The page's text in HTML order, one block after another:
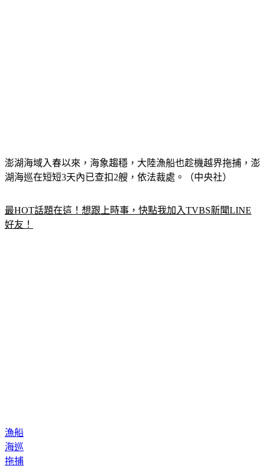
澎湖海域入春以來，海象趨穩，大陸漁船也趁機越界拖捕，澎
最HOT話題在這！想跟上時事，快點我加入TVBS新聞LINE
漁船
海巡